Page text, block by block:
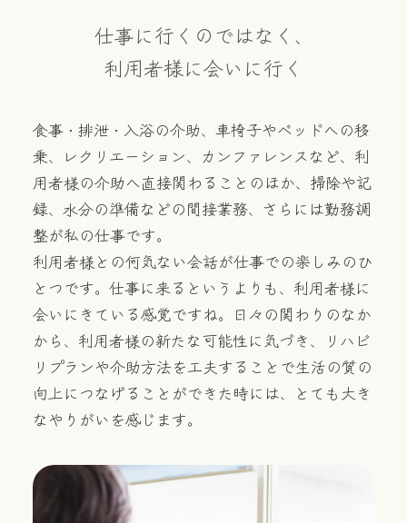
仕事に行くのではなく、
利用者様に会いに行く
食事・排泄・入浴の介助、車椅子やベッドへの移
乗、レクリエーション、カンファレンスなど、利
用者様の介助へ直接関わることのほか、掃除や記
録、水分の準備などの間接業務、さらには勤務調
整が私の仕事です。
利用者様との何気ない会話が仕事での楽しみのひ
とつです。仕事に来るというよりも、利用者様に
会いにきている感覚ですね。日々の関わりのなか
から、利用者様の新たな可能性に気づき、リハビ
リプランや介助方法を工夫することで生活の質の
向上につなげることができた時には、とても大き
なやりがいを感じます。